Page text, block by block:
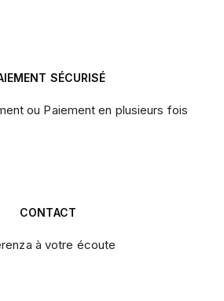
SÉCURISÉ
ou Paiement en plusieurs fois
CONTACT
à votre écoute